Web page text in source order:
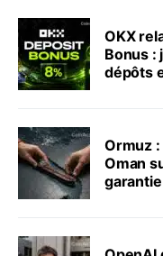
OKX
Bonus :
dépôts
Ormuz :
Oman